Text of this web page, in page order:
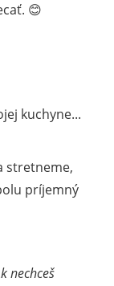
😊
kuchyne...
stretneme,
príjemný
nechceš